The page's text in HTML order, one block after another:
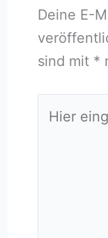
Deine E-
sind mit *
eingeben…